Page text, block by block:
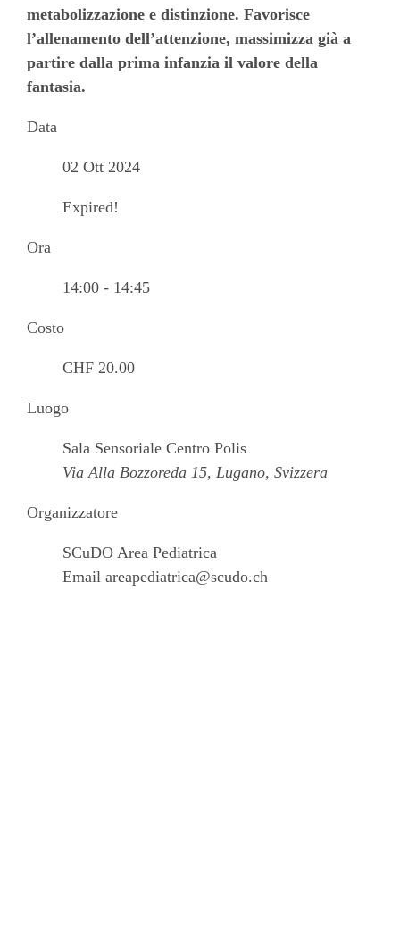
metabolizzazione e distinzione. Favorisce
l’allenamento dell’attenzione, massimizza già a
partire dalla prima infanzia il valore della
fantasia.
Data
02 Ott 2024
Expired!
Ora
14:00 - 14:45
Costo
CHF 20.00
Luogo
Sala Sensoriale Centro Polis
Via Alla Bozzoreda 15, Lugano, Svizzera
Organizzatore
SCuDO Area Pediatrica
Email areapediatrica@scudo.ch